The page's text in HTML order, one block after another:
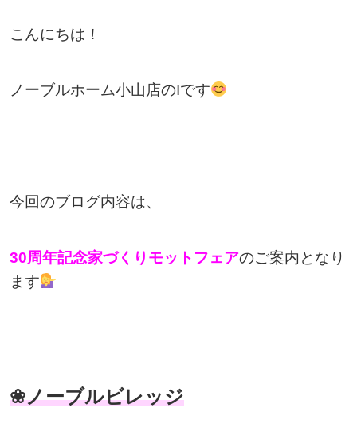
こんにちは！
ノーブルホーム小山店のIです
今回のブログ内容は、
30周年記念家づくりモットフェアのご案内となり
ます
❀ノーブルビレッジ